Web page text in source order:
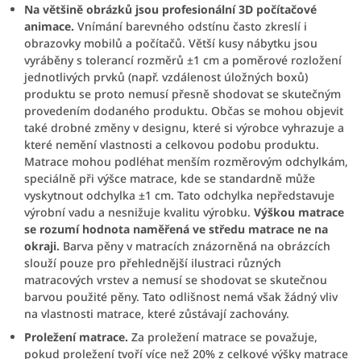
Na většině obrázků jsou profesionální 3D počítačové
animace. Vnímání barevného odstínu často zkreslí i
obrazovky mobilů a počítačů. Větší kusy nábytku jsou
vyráběny s tolerancí rozměrů ±1 cm a poměrové rozložení
jednotlivých prvků (např. vzdálenost úložných boxů)
produktu se proto nemusí přesně shodovat se skutečným
provedením dodaného produktu. Občas se mohou objevit
také drobné změny v designu, které si výrobce vyhrazuje a
které nemění vlastnosti a celkovou podobu produktu.
Matrace mohou podléhat menším rozměrovým odchylkám,
speciálně při výšce matrace, kde se standardně může
vyskytnout odchylka ±1 cm. Tato odchylka nepředstavuje
výrobní vadu a nesnižuje kvalitu výrobku. Výškou matrace
se rozumí hodnota naměřená ve středu matrace ne na
okraji. Barva pěny v matracích znázorněná na obrázcích
slouží pouze pro přehlednější ilustraci různých
matracových vrstev a nemusí se shodovat se skutečnou
barvou použité pěny. Tato odlišnost nemá však žádný vliv
na vlastnosti matrace, které zůstávají zachovány.
Proležení matrace. Za proležení matrace se považuje,
pokud proležení tvoří více než 20% z celkové výšky matrace